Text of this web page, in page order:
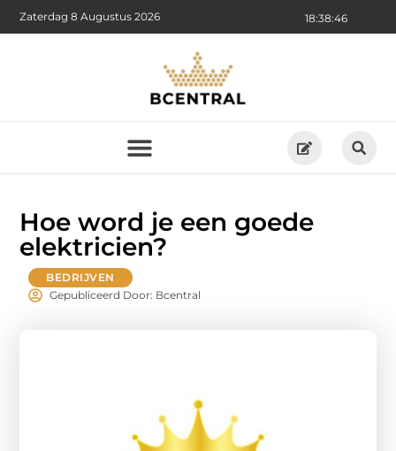
18:38:48
Zaterdag 8 Augustus 2026
Hoe word je een goede
elektricien?
BEDRIJVEN
Gepubliceerd Door: Bcentral